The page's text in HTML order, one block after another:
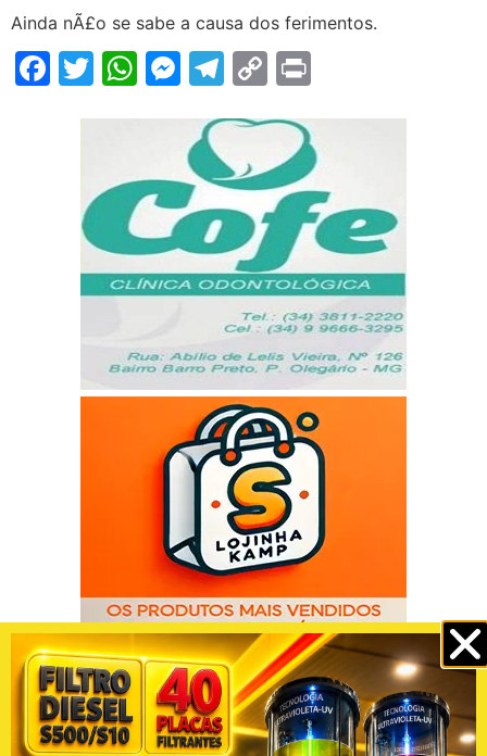
Ainda nÃ£o se sabe a causa dos ferimentos.
Facebook
Twitter
WhatsApp
Messenger
Telegram
Copy